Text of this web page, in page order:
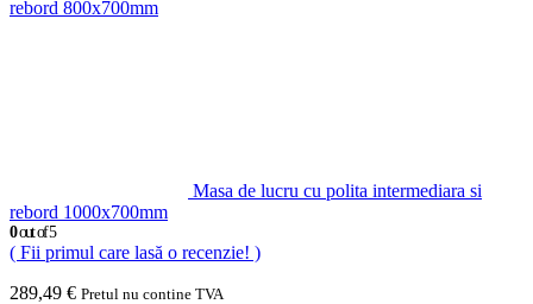
rebord 800x700mm
Masa de lucru cu polita intermediara si
rebord 1000x700mm
0out of 5
( Fii primul care lasă o recenzie! )
289,49 € Pretul nu contine TVA